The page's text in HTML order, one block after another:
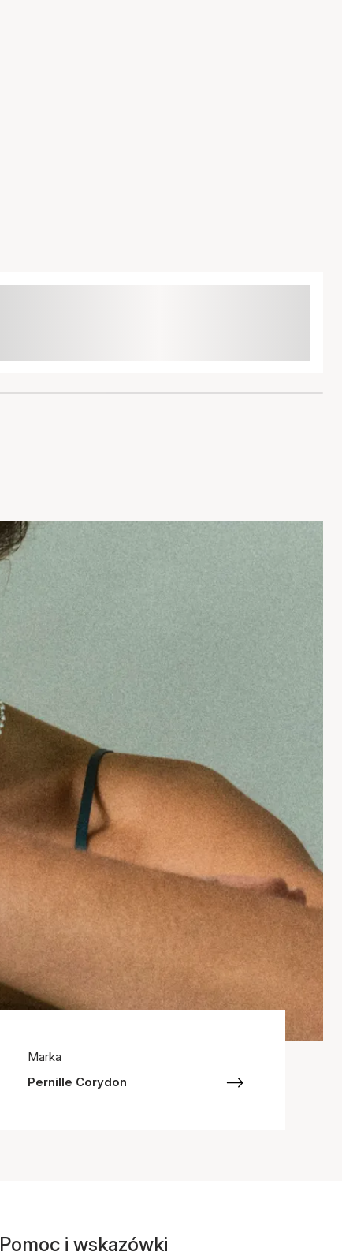
Marka
Pernille Corydon
Pomoc i wskazówki